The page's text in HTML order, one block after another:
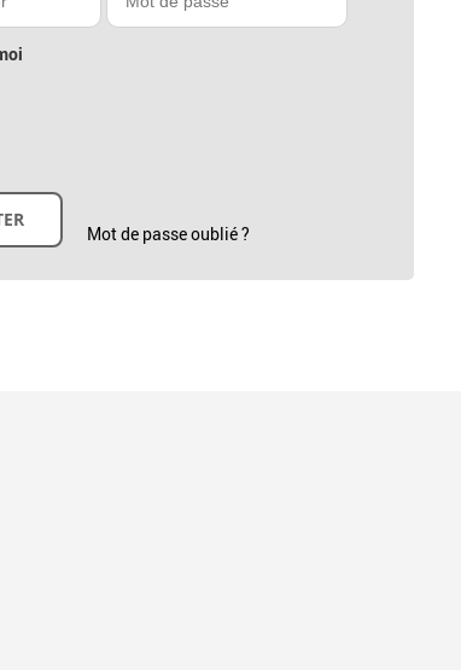
Mot de passe oublié ?